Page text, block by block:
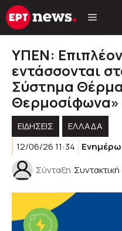
Μετάβαση
σε
ΥΠΕΝ:
εντάσσονται
Σύστημα
Θερμοσίφωνα»
ΕΙΔΗΣΕΙΣ
ΕΛΛΑΔΑ
12/06/26 11:34
Σύνταξη